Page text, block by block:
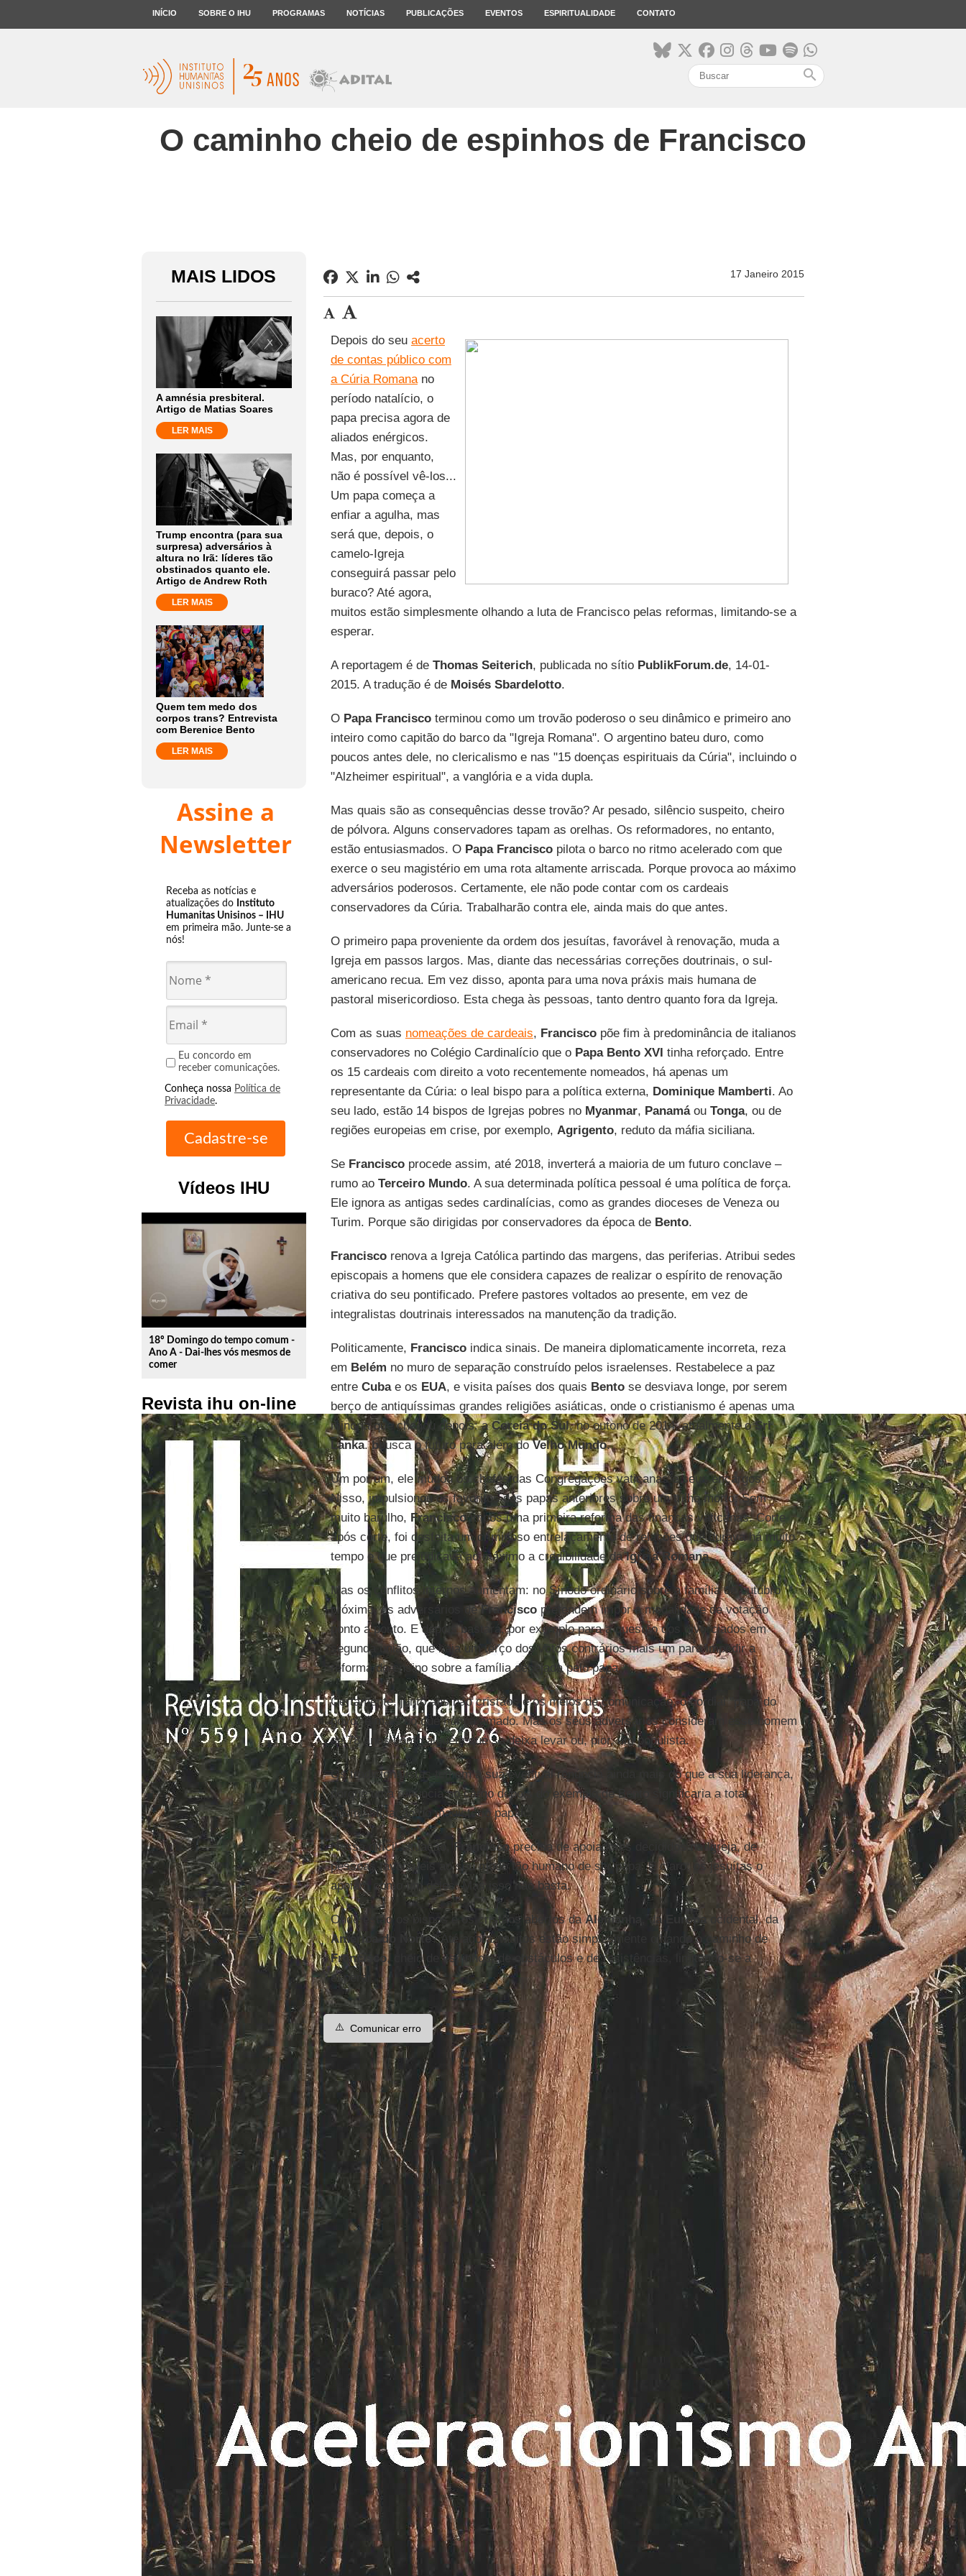
INÍCIO SOBRE O IHU PROGRAMAS NOTÍCIAS PUBLICAÇÕES EVENTOS ESPIRITUALIDADE CONTATO
search
O caminho cheio de espinhos de Francisco
MAIS LIDOS
A amnésia presbiteral.
Artigo de Matias Soares
LER MAIS
Trump encontra (para sua
surpresa) adversários à
altura no Irã: líderes tão
obstinados quanto ele.
Artigo de Andrew Roth
LER MAIS
Quem tem medo dos
corpos trans? Entrevista
com Berenice Bento
LER MAIS
Assine a
Newsletter
Receba as notícias e
atualizações do Instituto
Humanitas Unisinos – IHU
em primeira mão. Junte-se a
nós!
Eu concordo em
receber comunicações.
Conheça nossa Política de
Privacidade.
Vídeos IHU
play_circle_outline
18º Domingo do tempo comum -
Ano A - Dai-lhes vós mesmos de
comer
Revista ihu on-line
17 Janeiro 2015
Depois do seu acerto
de contas público com
a Cúria Romanano
período natalício, o
papa precisa agora de
aliados enérgicos.
Mas, por enquanto,
não é possível vê-los...
Um papa começa a
enfiar a agulha, mas
será que, depois, o
camelo-Igreja
conseguirá passar pelo
buraco? Até agora,
muitos estão simplesmente olhando a luta de Francisco pelas reformas, limitando-se a
esperar.
A reportagem é de Thomas Seiterich, publicada no sítio PublikForum.de, 14-01-
2015. A tradução é de Moisés Sbardelotto.
O Papa Franciscoterminou como um trovão poderoso o seu dinâmico e primeiro ano
inteiro como capitão do barco da "Igreja Romana". O argentino bateu duro, como
poucos antes dele, no clericalismo e nas "15 doenças espirituais da Cúria", incluindo o
"Alzheimer espiritual", a vanglória e a vida dupla.
Mas quais são as consequências desse trovão? Ar pesado, silêncio suspeito, cheiro
de pólvora. Alguns conservadores tapam as orelhas. Os reformadores, no entanto,
estão entusiasmados. O Papa Franciscopilota o barco no ritmo acelerado com que
exerce o seu magistério em uma rota altamente arriscada. Porque provoca ao máximo
adversários poderosos. Certamente, ele não pode contar com os cardeais
conservadores da Cúria. Trabalharão contra ele, ainda mais do que antes.
O primeiro papa proveniente da ordem dos jesuítas, favorável à renovação, muda a
Igreja em passos largos. Mas, diante das necessárias correções doutrinais, o sul-
americano recua. Em vez disso, aponta para uma nova práxis mais humana de
pastoral misericordioso. Esta chega às pessoas, tanto dentro quanto fora da Igreja.
Com as suas nomeações de cardeais, Franciscopõe fim à predominância de italianos
conservadores no Colégio Cardinalício que o Papa Bento XVI tinha reforçado. Entre
os 15 cardeais com direito a voto recentemente nomeados, há apenas um
representante da Cúria: o leal bispo para a política externa, Dominique Mamberti. Ao
seu lado, estão 14 bispos de Igrejas pobres no Myanmar, Panamáou Tonga, ou de
regiões europeias em crise, por exemplo, Agrigento, reduto da máfia siciliana.
Se Franciscoprocede assim, até 2018, inverterá a maioria de um futuro conclave –
rumo ao Terceiro Mundo. A sua determinada política pessoal é uma política de força.
Ele ignora as antigas sedes cardinalícias, como as grandes dioceses de Veneza ou
Turim. Porque são dirigidas por conservadores da época de Bento.
Franciscorenova a Igreja Católica partindo das margens, das periferias. Atribui sedes
episcopais a homens que ele considera capazes de realizar o espírito de renovação
criativa do seu pontificado. Prefere pastores voltados ao presente, em vez de
integralistas doutrinais interessados na manutenção da tradição.
Politicamente, Franciscoindica sinais. De maneira diplomaticamente incorreta, reza
em Belém no muro de separação construído pelos israelenses. Restabelece a paz
entre Cubae os EUA, e visita países dos quais Bentose desviava longe, por serem
berço de antiquíssimas grandes religiões asiáticas, onde o cristianismo é apenas uma
minoria que chegou depois: aCoreia do Sul, no outono de 2014, atualmente oSri
Lanka.bbusca o futuro para além doVelho Mundo.
Um por um, ele mudou os chefes das Congregações vaticanas e seus encargos.
Nisso, impulsionou os favoritos dos papas anteriores sobre um trilho morto. Sem
muito barulho, Franciscoimpôs uma primeira reforma das finanças vaticanas. Corte
após corte, foi desfeita um criminoso entrelaçamento de relações que durava há muito
tempo e que prejudicava ao máximo a credibilidade daIgreja Romana.
Mas os conflitos internos aumentam: no Sínodo ordinário sobre a família de outubro
próximo, os adversários deFranciscopretendem impor a modalidade de votação
ponto a ponto. E depois bastará, por exemplo para a questão dos divorciados em
segunda união, que haja um terço dos votos contrários mais um para impedir a
reforma do ensino sobre a família desejada pelo papa.
Certamente, junto aos não cristãos e os meios de comunicação, o cordial "papa do
povo" é mais do que nunca amado. Mas os seus adversários consideram esse homem
de 78 anos como alguém que se deixa levar ou, pior, um populista.
Os tradicionalistas temem a sua eventual renúncia ainda mais do que a sua liderança,
porque uma renúncia ao cargo depois do exemplo de Bento significaria a total
desmistificação do magistério papal.
Nessa difícil situação, Franciscoprecisa de apoiadores decididos na Igreja, de
pessoas favoráveis ao seu modo tão humano de ser papa. É claro: os jesuítas o
apoiam como um deles. Mas isso não basta.
Onde estão os bispos e os cristãos abertos daAlemanha , da Europa
ocidental, da
América do Norte? Até agora, muitos estão simplesmente olhando o caminho de
Francisco, cheio de espinhos, de obstáculos e de resistências, limitando-se a
esperar.
⚠️ Comunicar erro